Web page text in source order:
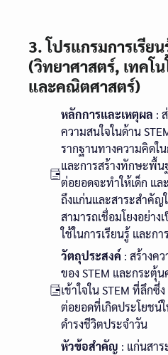
3. โปรแกรมการเรีย
(วิทยาศาสตร์, เทคโ
และคณิตศาสตร์)
หลักการและเหตุผล :
ความสนใจในด้าน
รากฐานทางความคิดใ
และการสร้างทักษะพื้น
ต่อยอดจะทำให้เด็ก แล
ถึงแก่นและสาระสำคัญ
สามารถเชื่อมโยงอย่าง
ใช้ในการเรียนรู้ และก
วัตถุประสงค์ : สร้างค
ของ STEM และกระตุ้
เข้าใจใน STEM ที่ลึกซึ่
ต่อยอดที่เกิดประโยชน์
ดำรงชีวิตประจำวัน
หัวข้อสำคัญ : แก่นสาร